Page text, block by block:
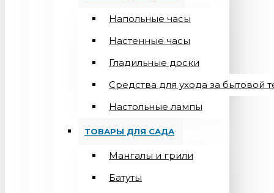
Напольные часы
Настенные часы
Гладильные доски
Средства для ухода за бытовой
Настольные лампы
ТОВАРЫ ДЛЯ САДА
Мангалы и грили
Батуты